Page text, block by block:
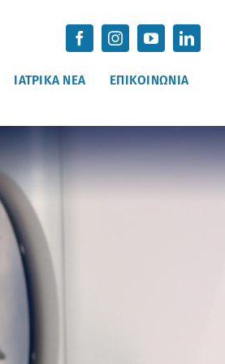
ΙΑΤΡΙΚΑ ΝΕΑ ΕΠΙΚΟΙΝΩΝΙΑ